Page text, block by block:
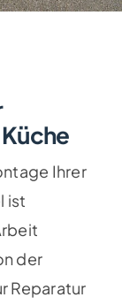
Ihrer
ist
der
Reparatur